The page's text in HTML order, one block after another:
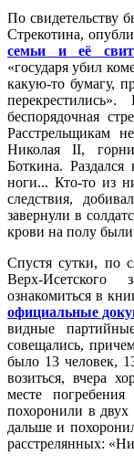
По свидетельству
Стрекотина,
семьи и её
«государя убил
какую-то бумагу,
беспорядочная
Расстрельщикам
Николая II,
Боткина.
ноги... Кто-то из
следствия,
завернули в
крови на полу
Спустя сутки, по
Верх-
ознакомиться в
официальные
видные
совещались,
было 13 человек,
возиться, вчера
месте
похоронили в двух
дальше и
расстрелянных: